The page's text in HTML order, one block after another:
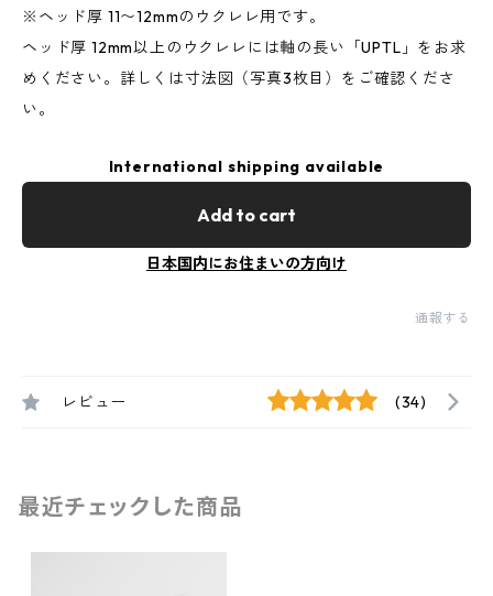
※ヘッド厚 11〜12mmのウクレレ用です。
ヘッド厚 12mm以上のウクレレには軸の長い「UPTL」をお求
めください。詳しくは寸法図（写真3枚目）をご確認くださ
い。
International shipping available
Add to cart
日本国内にお住まいの方向け
通報する
レビュー (34)
最近チェックした商品